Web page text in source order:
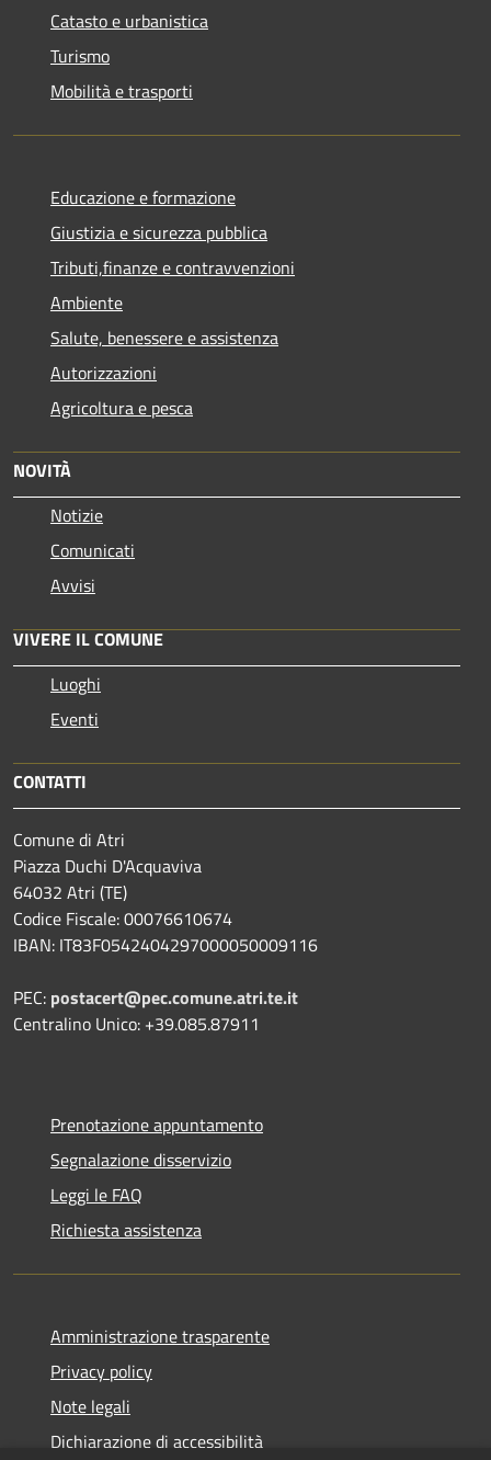
Catasto e urbanistica
Turismo
Mobilità e trasporti
Educazione e formazione
Giustizia e sicurezza pubblica
Tributi,finanze e contravvenzioni
Ambiente
Salute, benessere e assistenza
Autorizzazioni
Agricoltura e pesca
NOVITÀ
Notizie
Comunicati
Avvisi
VIVERE IL COMUNE
Luoghi
Eventi
CONTATTI
Comune di Atri
Piazza Duchi D'Acquaviva
64032 Atri (TE)
Codice Fiscale: 00076610674
IBAN: IT83F0542404297000050009116
PEC: postacert@pec.comune.atri.te.it
Centralino Unico: +39.085.87911
Prenotazione appuntamento
Segnalazione disservizio
Leggi le FAQ
Richiesta assistenza
Amministrazione trasparente
Privacy policy
Note legali
Dichiarazione di accessibilità